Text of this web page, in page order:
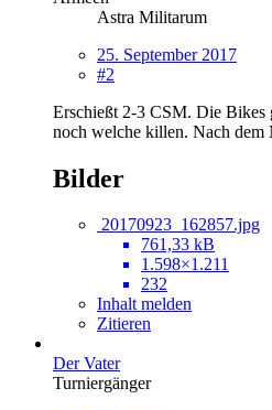
Astra Militarum
25. September 2017
#2
Erschießt 2-3 CSM. Die Bikes
noch welche killen. Nach dem
Bilder
20170923_162857.jpg
761,33 kB
1.598×1.211
232
Inhalt melden
Zitieren
Der Vater
Turniergänger